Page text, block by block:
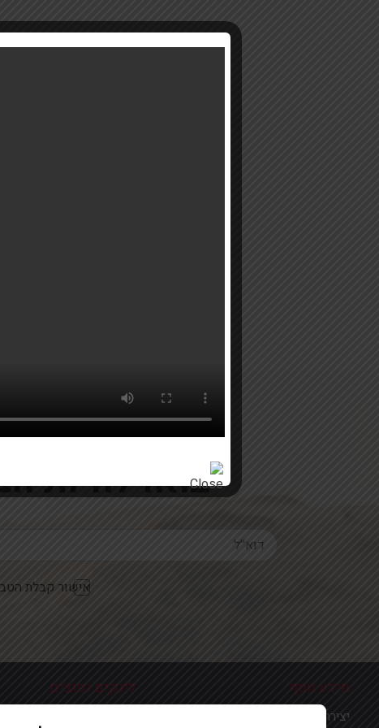
רוצים להתעדכן ראשונים
בואו להיות
Your email
אישור קבלת
מידע נוסף
יצירת קשר
לינקים נפוצים